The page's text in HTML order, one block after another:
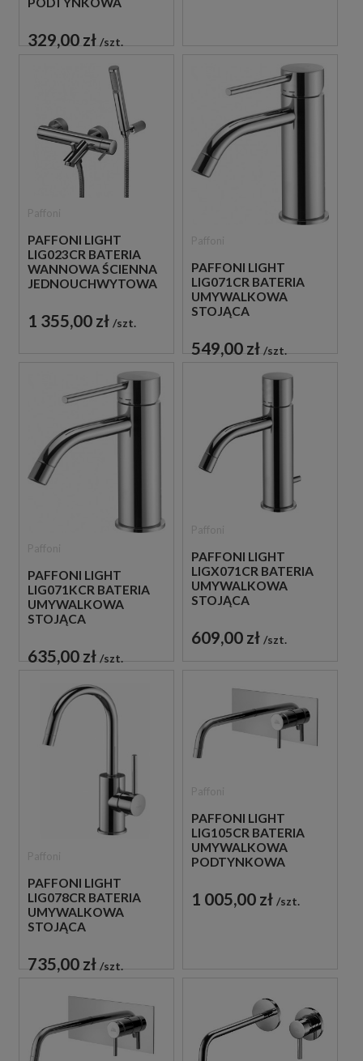
CHROM
329,00 zł szt.
PAFFONI LIGHT
LIG023CR BATERIA
WANNOWA ŚCIENNA
JEDNOUCHWYTOWA
1 355,00 zł szt.
PAFFONI LIGHT
LIG071CR BATERIA
UMYWALKOWA
STOJĄCA
CHROM
549,00 zł szt.
PAFFONI LIGHT
LIG071KCR BATERIA
UMYWALKOWA
STOJĄCA
CHROM
635,00 zł szt.
PAFFONI LIGHT
LIGX071CR BATERIA
UMYWALKOWA
STOJĄCA
CHROM
609,00 zł szt.
PAFFONI LIGHT
LIG078CR BATERIA
UMYWALKOWA
STOJĄCA
CHROM
735,00 zł szt.
PAFFONI LIGHT
LIG105CR BATERIA
UMYWALKOWA
PODTYNKOWA
CHROM
1 005,00 zł szt.